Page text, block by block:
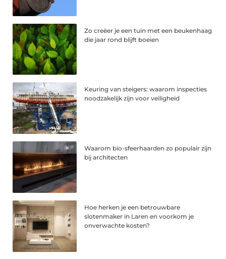
Zo creëer je een tuin met een beukenhaag
die jaar rond blijft boeien
Keuring van steigers: waarom inspecties
noodzakelijk zijn voor veiligheid
Waarom bio-sfeerhaarden zo populair zijn
bij architecten
Hoe herken je een betrouwbare
slotenmaker in Laren en voorkom je
onverwachte kosten?